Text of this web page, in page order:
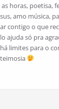
horas, poetisa,
amo música,
contigo o que
ajuda só pra
limites para o